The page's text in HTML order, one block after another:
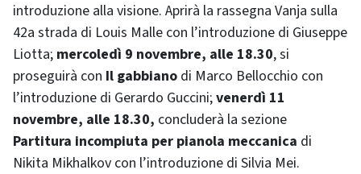
introduzione alla visione. Aprirà la rassegna Vanja sulla
42a strada di Louis Malle con l’introduzione di Giuseppe
Liotta; mercoledì 9 novembre, alle 18.30, si
proseguirà con Il gabbiano di Marco Bellocchio con
l’introduzione di Gerardo Guccini;venerdì 11
novembre, alle 18.30, concluderà la sezione
Partitura incompiuta per pianola meccanica di
Nikita Mikhalkov con l’introduzione di Silvia Mei.